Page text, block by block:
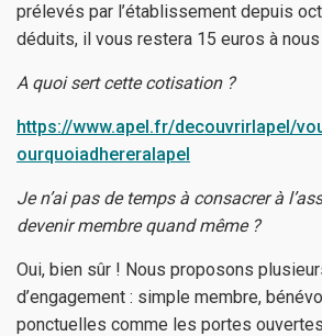
prélevés par l’établissement depuis
déduits, il vous restera 15 euros à nous
A quoi sert cette cotisation ?
https://www.apel.fr/decouvrirlapel/
ourquoiadhereralapel
Je n’ai pas de temps à consacrer à
devenir membre quand même ?
Oui, bien sûr ! Nous proposons
d’engagement : simple membre,
ponctuelles comme les portes